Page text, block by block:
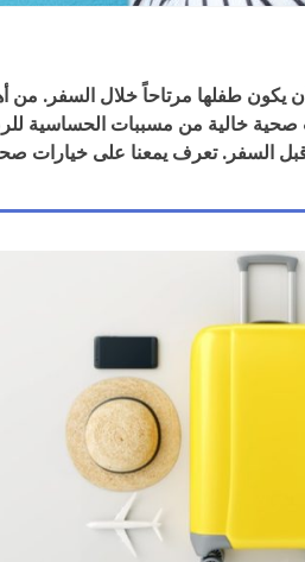
يكون طفلها مرتاحاً خلال السفر.
صحية خالية من مسببات الحساسية
السفر. تعرف يمعنا على خيارات